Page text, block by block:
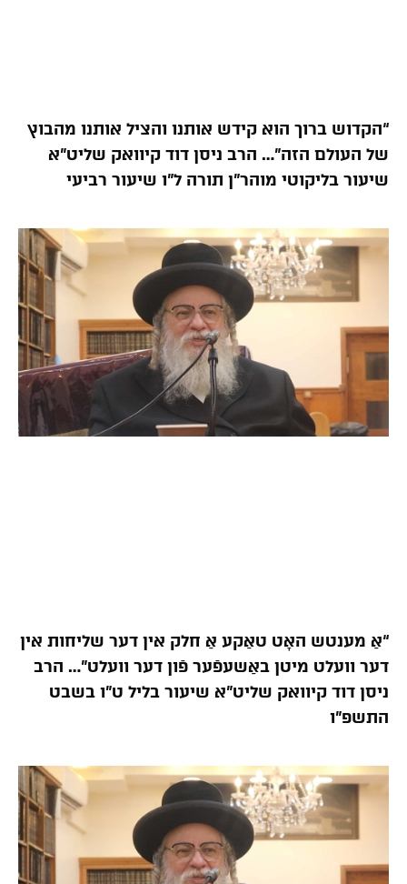
“הקדוש ברוך הוא קידש אותנו והציל אותנו מהבוץ
של העולם הזה”… הרב ניסן דוד קיוואק שליט”א
שיעור בליקוטי מוהר”ן תורה ל”ו שיעור רביעי
“אַ מענטש האָט טאַקע אַ חלק אין דער שליחות אין
דער וועלט מיטן באַשעפֿער פֿון דער וועלט”… הרב
ניסן דוד קיוואק שליט”א שיעור בליל ט”ו בשבט
התשפ”ו